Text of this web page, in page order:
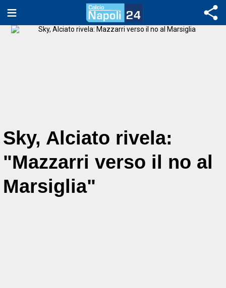
Sky, Alciato rivela:
"Mazzarri verso il no al
Marsiglia"